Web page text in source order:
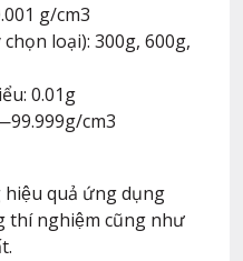
g/cm3
loại): 300g, 600g,
0.01g
cm3
quả ứng dụng
thí nghiệm cũng như